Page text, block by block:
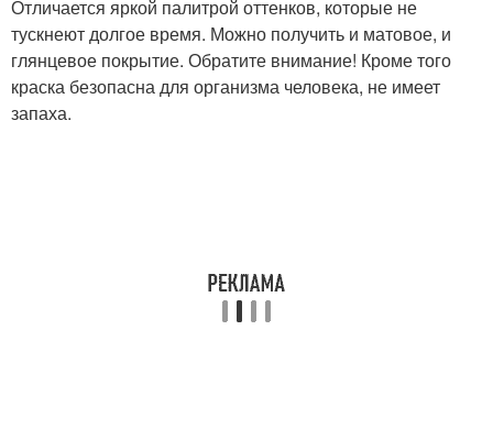
Отличается яркой палитрой оттенков, которые не
тускнеют долгое время. Можно получить и матовое, и
глянцевое покрытие. Обратите внимание! Кроме того
краска безопасна для организма человека, не имеет
запаха.